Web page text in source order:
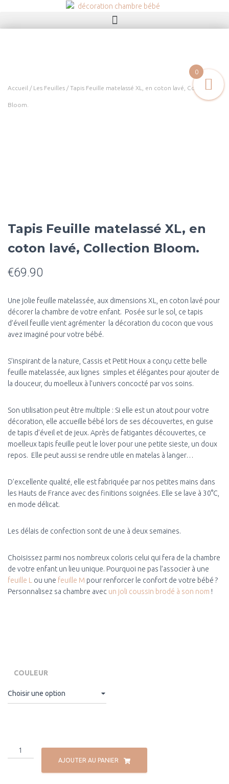
Accueil / Les Feuilles / Tapis Feuille matelassé XL, en coton lavé, Collection
Bloom.
Tapis Feuille matelassé XL, en
coton lavé, Collection Bloom.
€69.90
Une jolie feuille matelassée, aux dimensions XL, en coton lavé pour
décorer la chambre de votre enfant. Posée sur le sol, ce tapis
d’éveil feuille vient agrémenter la décoration du cocon que vous
avez imaginé pour votre bébé.
S’inspirant de la nature, Cassis et Petit Houx a conçu cette belle
feuille matelassée, aux lignes simples et élégantes pour ajouter de
la douceur, du moelleux à l’univers concocté par vos soins.
Son utilisation peut être multiple : Si elle est un atout pour votre
décoration, elle accueille bébé lors de ses découvertes, en guise
de tapis d’éveil et de jeux. Après de fatigantes découvertes, ce
moelleux tapis feuille peut le lover pour une petite sieste, un doux
repos. Elle peut aussi se rendre utile en matelas à langer…
D’excellente qualité, elle est fabriquée par nos petites mains dans
les Hauts de France avec des finitions soignées. Elle se lave à 30°C,
en mode délicat.
Les délais de confection sont de une à deux semaines.
Choisissez parmi nos nombreux coloris celui qui fera de la chambre
de votre enfant un lieu unique. Pourquoi ne pas l’associer à une
feuille L ou une feuille M pour renforcer le confort de votre bébé ?
Personnalisez sa chambre avec un joli coussin brodé à son nom !
COULEUR
AJOUTER AU PANIER
0